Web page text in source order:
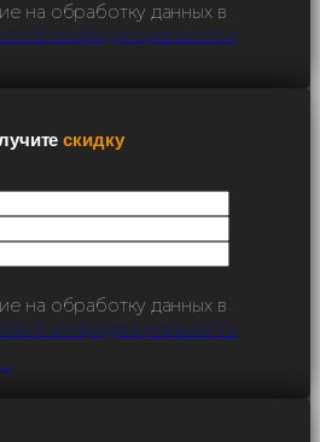
на обработку данных в
конфиденциальности
скидку
на обработку данных в
конфиденциальности